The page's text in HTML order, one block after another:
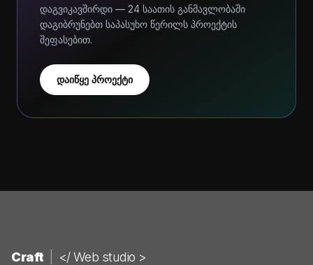
დაგვიკავშირდი — 24 საათის განმავლობაში
დაგიბრუნებთ საპასუხო წერილს პროექტის
შეფასებით.
დაიწყე პროექტი
Craft </ Web studio >